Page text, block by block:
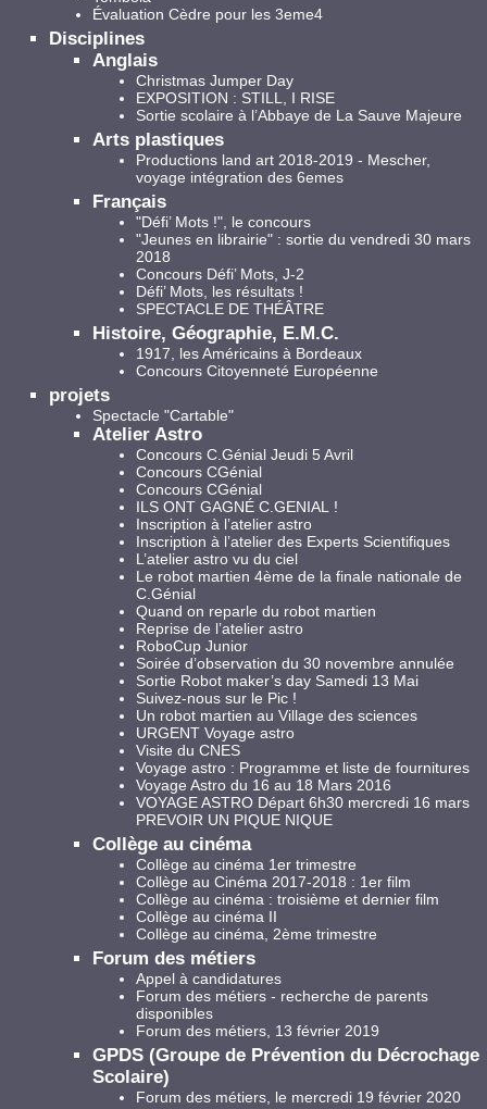
Évaluation Cèdre pour les 3eme4
Disciplines
Anglais
Christmas Jumper Day
EXPOSITION : STILL, I RISE
Sortie scolaire à l’Abbaye de La Sauve Majeure
Arts plastiques
Productions land art 2018-2019 - Mescher,
voyage intégration des 6emes
Français
"Défi’ Mots !", le concours
"Jeunes en librairie" : sortie du vendredi 30 mars
2018
Concours Défi’ Mots, J-2
Défi’ Mots, les résultats !
SPECTACLE DE THÉÂTRE
Histoire, Géographie, E.M.C.
1917, les Américains à Bordeaux
Concours Citoyenneté Européenne
projets
Spectacle "Cartable"
Atelier Astro
Concours C.Génial Jeudi 5 Avril
Concours CGénial
Concours CGénial
ILS ONT GAGNÉ C.GENIAL !
Inscription à l’atelier astro
Inscription à l’atelier des Experts Scientifiques
L’atelier astro vu du ciel
Le robot martien 4ème de la finale nationale de
C.Génial
Quand on reparle du robot martien
Reprise de l’atelier astro
RoboCup Junior
Soirée d’observation du 30 novembre annulée
Sortie Robot maker’s day Samedi 13 Mai
Suivez-nous sur le Pic !
Un robot martien au Village des sciences
URGENT Voyage astro
Visite du CNES
Voyage astro : Programme et liste de fournitures
Voyage Astro du 16 au 18 Mars 2016
VOYAGE ASTRO Départ 6h30 mercredi 16 mars
PREVOIR UN PIQUE NIQUE
Collège au cinéma
Collège au cinéma 1er trimestre
Collège au Cinéma 2017-2018 : 1er film
Collège au cinéma : troisième et dernier film
Collège au cinéma II
Collège au cinéma, 2ème trimestre
Forum des métiers
Appel à candidatures
Forum des métiers - recherche de parents
disponibles
Forum des métiers, 13 février 2019
GPDS (Groupe de Prévention du Décrochage
Scolaire)
Forum des métiers, le mercredi 19 février 2020